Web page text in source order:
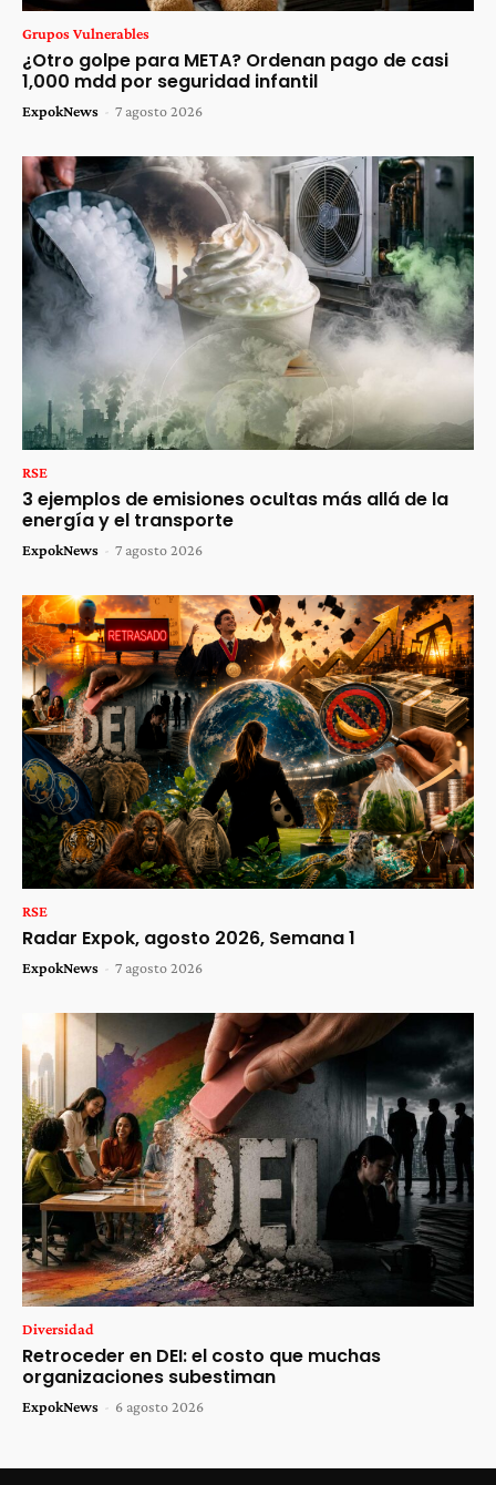
Grupos Vulnerables
¿Otro golpe para META? Ordenan pago de casi
1,000 mdd por seguridad infantil
ExpokNews - 7 agosto 2026
RSE
3 ejemplos de emisiones ocultas más allá de la
energía y el transporte
ExpokNews - 7 agosto 2026
RSE
Radar Expok, agosto 2026, Semana 1
ExpokNews - 7 agosto 2026
Diversidad
Retroceder en DEI: el costo que muchas
organizaciones subestiman
ExpokNews - 6 agosto 2026